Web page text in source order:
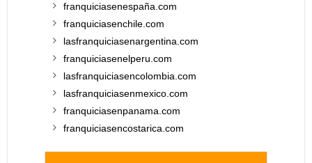
franquiciasenespaña.com
franquiciasenchile.com
lasfranquiciasenargentina.com
franquiciasenelperu.com
lasfranquiciasencolombia.com
lasfranquiciasenmexico.com
franquiciasenpanama.com
franquiciasencostarica.com